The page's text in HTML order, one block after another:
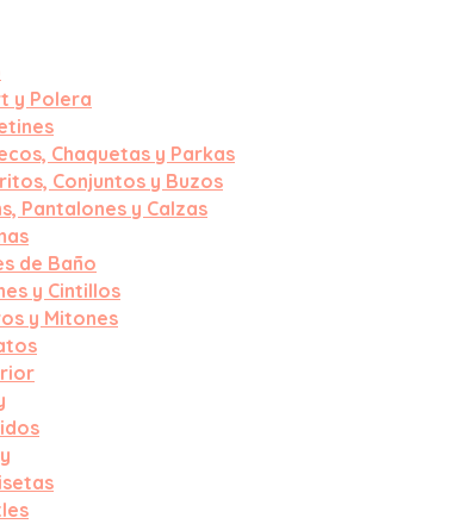
y Polera
Chaquetas y Parkas
Conjuntos y Buzos
Pantalones y Calzas
de Baño
y Cintillos
y Mitones